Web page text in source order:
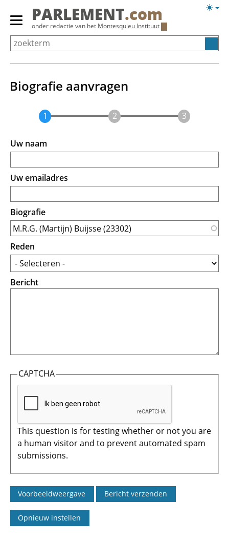
Overslaan
Primair
menu
tonen/verbergen
PARLEMENT.com
onder redactie van het Montesquieu Instituut
Biografie aanvragen
Uw naam
Uw emailadres
Biografie
Reden
Bericht
CAPTCHA
This question is for testing whether or not you are
a human visitor and to prevent automated spam
submissions.